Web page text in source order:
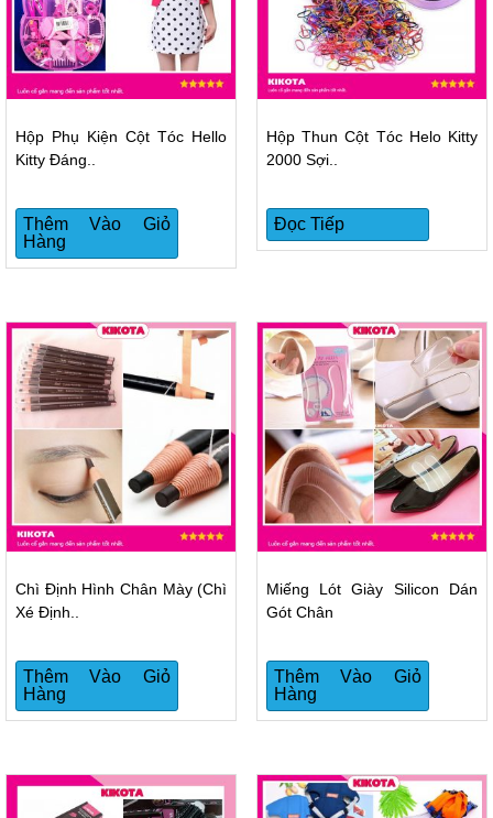
Hộp Phụ Kiện Cột Tóc Hello
Kitty Đáng..
Thêm Vào Giỏ
Hàng
Hộp Thun Cột Tóc Helo Kitty
2000 Sợi..
Đọc Tiếp
Chì Định Hình Chân Mày (chì
Xé Định..
Thêm Vào Giỏ
Hàng
Miếng Lót Giày Silicon Dán
Gót Chân
Thêm Vào Giỏ
Hàng